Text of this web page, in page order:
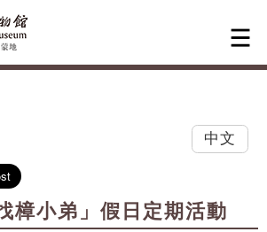
中文
樟小弟」假日定期活動